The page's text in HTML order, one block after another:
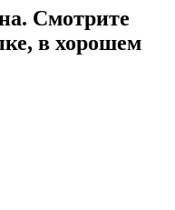
Смотрите
в хорошем